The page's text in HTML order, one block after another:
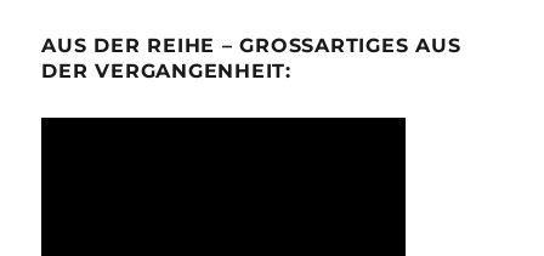
AUS DER REIHE – GROSSARTIGES AUS D
ER VERGANGENHEIT: